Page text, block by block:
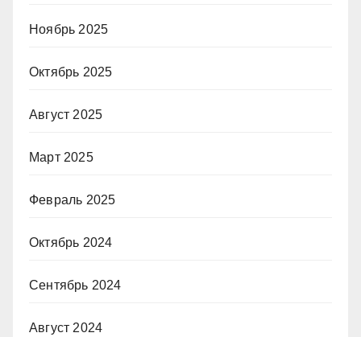
Ноябрь 2025
Октябрь 2025
Август 2025
Март 2025
Февраль 2025
Октябрь 2024
Сентябрь 2024
Август 2024